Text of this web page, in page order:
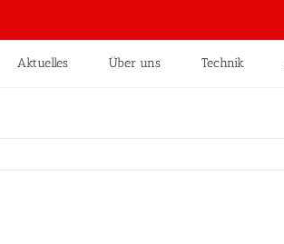
Aktuelles Über uns Technik